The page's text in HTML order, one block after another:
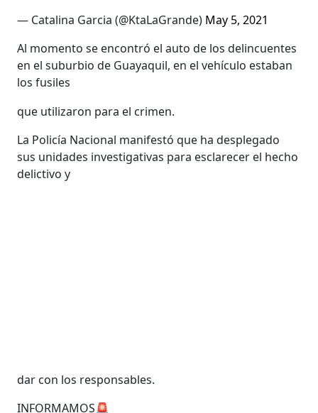
— Catalina Garcia (@KtaLaGrande) May 5, 2021
Al momento se encontró el auto de los delincuentes
en el suburbio de Guayaquil, en el vehículo estaban
los fusiles
que utilizaron para el crimen.
La Policía Nacional manifestó que ha desplegado
sus unidades investigativas para esclarecer el hecho
delictivo y
dar con los responsables.
INFORMAMOS🚨